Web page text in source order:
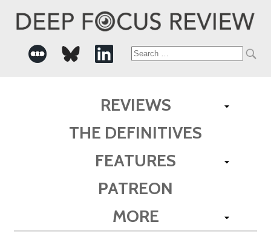
Search
REVIEWS
THE DEFINITIVES
FEATURES
PATREON
MORE